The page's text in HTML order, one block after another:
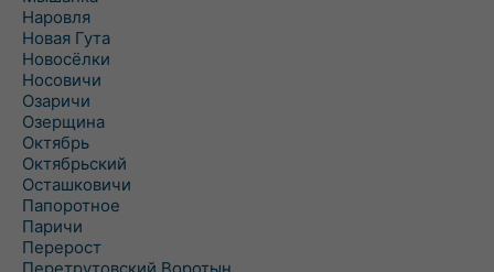
Наровля
Новая Гута
Новосёлки
Носовичи
Озаричи
Озерщина
Октябрь
Октябрьский
Осташковичи
Папоротное
Паричи
Перерост